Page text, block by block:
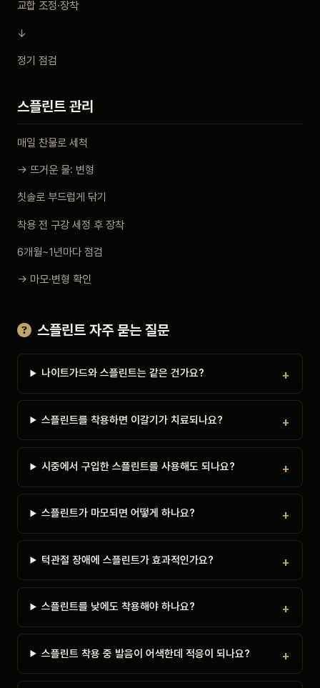
교합 조정·장착
↓
정기 점검
스플린트 관리
매일 찬물로 세척
→ 뜨거운 물: 변형
칫솔로 부드럽게 닦기
착용 전 구강 세정 후 장착
6개월~1년마다 점검
→ 마모·변형 확인
스플린트 자주 묻는 질문
나이트가드와 스플린트는 같은 건가요?
스플린트를 착용하면 이갈기가 치료되나요?
시중에서 구입한 스플린트를 사용해도 되나요?
스플린트가 마모되면 어떻게 하나요?
턱관절 장애에 스플린트가 효과적인가요?
스플린트를 낮에도 착용해야 하나요?
스플린트 착용 중 발음이 어색한데 적응이 되나요?